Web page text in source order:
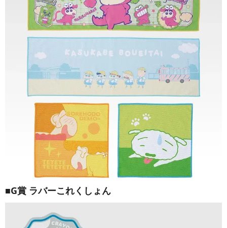
■G賞 ラバーこれくしょん